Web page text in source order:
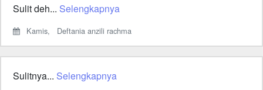
Sulit deh... Selengkapnya
Kamis, Deftania anzili rachma
Sulitnya... Selengkapnya